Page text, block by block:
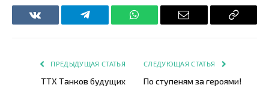
VKontakteTelegram WhatsApp Email
Copy
ПРЕДЫДУЩАЯ СТАТЬЯ
ТТХ Танков будущих
СЛЕДУЮЩАЯ СТАТЬЯ
По ступеням за героями!